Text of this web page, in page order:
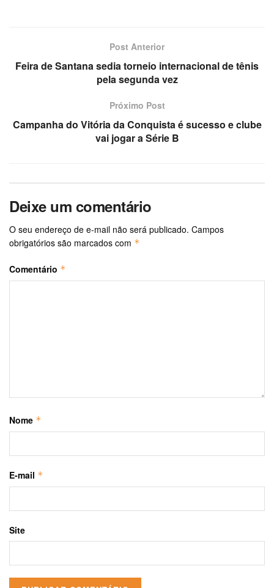
Post Anterior
Feira de Santana sedia torneio internacional de tênis
pela segunda vez
Próximo Post
Campanha do Vitória da Conquista é sucesso e clube
vai jogar a Série B
Deixe um comentário
O seu endereço de e-mail não será publicado. Campos
obrigatórios são marcados com *
Comentário *
Nome *
E-mail *
Site